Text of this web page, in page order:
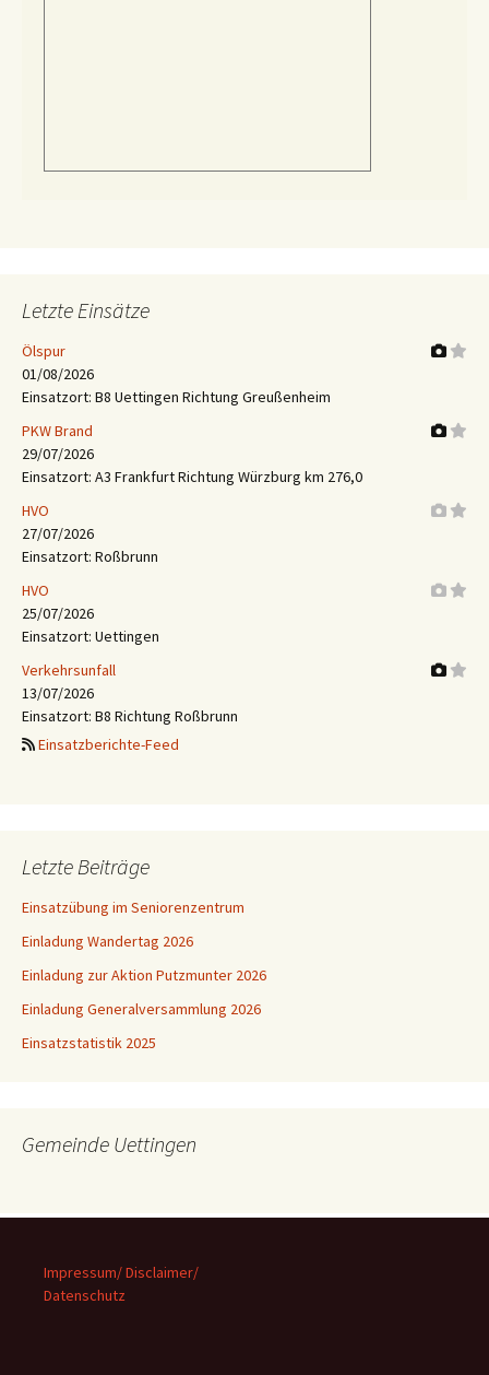
Letzte Einsätze
Ölspur
01/08/2026
Einsatzort: B8 Uettingen Richtung Greußenheim
PKW Brand
29/07/2026
Einsatzort: A3 Frankfurt Richtung Würzburg km 276,0
HVO
27/07/2026
Einsatzort: Roßbrunn
HVO
25/07/2026
Einsatzort: Uettingen
Verkehrsunfall
13/07/2026
Einsatzort: B8 Richtung Roßbrunn
Einsatzberichte-Feed
Letzte Beiträge
Einsatzübung im Seniorenzentrum
Einladung Wandertag 2026
Einladung zur Aktion Putzmunter 2026
Einladung Generalversammlung 2026
Einsatzstatistik 2025
Gemeinde Uettingen
Impressum/ Disclaimer/
Datenschutz